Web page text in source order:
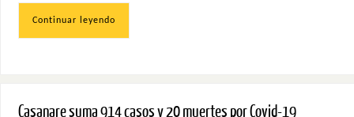
Continuar leyendo
Casanare suma 914 casos y 20 muertes por Covid-19